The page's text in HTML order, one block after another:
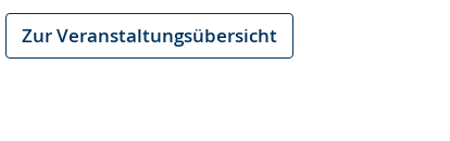
Zur Veranstaltungsübersicht